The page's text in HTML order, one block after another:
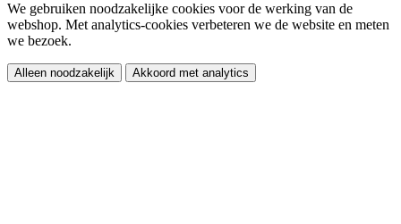
We gebruiken noodzakelijke cookies voor de werking van de
webshop. Met analytics-cookies verbeteren we de website en meten
we bezoek.
Alleen noodzakelijk Akkoord met analytics